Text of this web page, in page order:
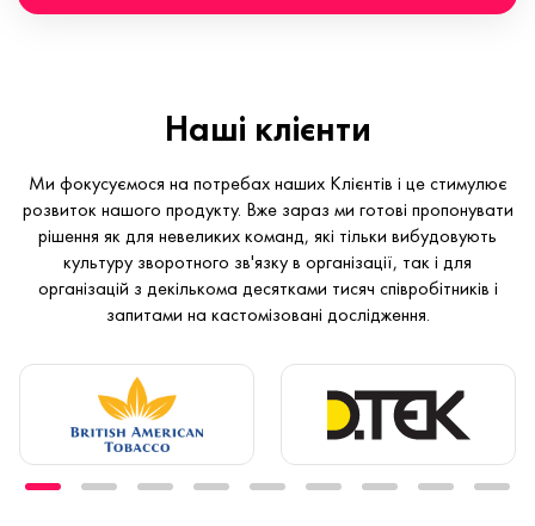
Наші клієнти
Ми фокусуємося на потребах наших Клієнтів і це стимулює
розвиток нашого продукту. Вже зараз ми готові пропонувати
рішення як для невеликих команд, які тільки вибудовують
культуру зворотного зв'язку в організації, так і для
організацій з декількома десятками тисяч співробітників і
запитами на кастомізовані дослідження.